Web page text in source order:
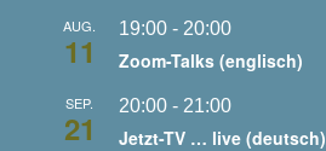
AUG.
11
19:00- 20:00
Zoom-Talks (englisch)
SEP.
21
20:00- 21:00
Jetzt-TV … live (deutsch)